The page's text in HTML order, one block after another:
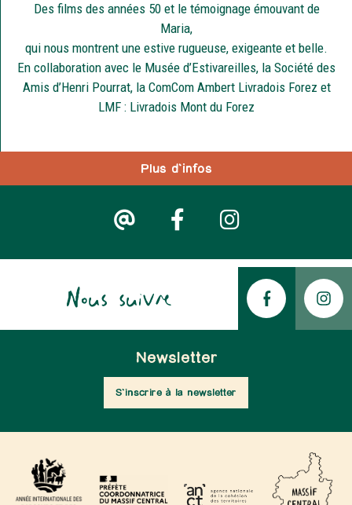
Plus d'infos
Des films des années 50 et le témoignage émouvant de
Maria,
qui nous montrent une estive rugueuse, exigeante et belle.
En collaboration avec le Musée d’Estivareilles, la Société des
Amis d’Henri Pourrat, la ComCom Ambert Livradois Forez et
LMF : Livradois Mont du Forez
Nous suivre
Newsletter
S'inscrire à la newsletter